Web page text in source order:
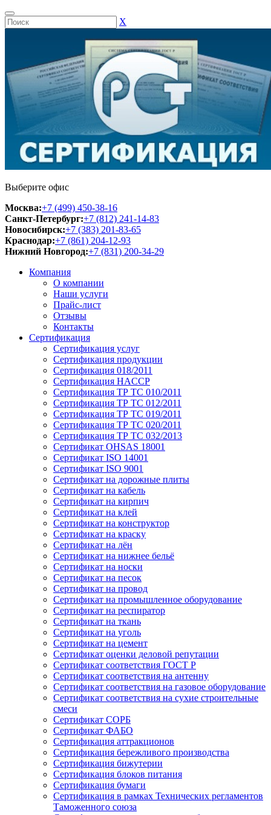
Х
Выберите офис
Москва:+7 (499) 450-38-16
Санкт-Петербург:+7 (812) 241-14-83
Новосибирск:+7 (383) 201-83-65
Краснодар:+7 (861) 204-12-93
Нижний Новгород:+7 (831) 200-34-29
Компания
О компании
Наши услуги
Прайс-лист
Отзывы
Контакты
Сертификация
Сертификация услуг
Сертификация продукции
Сертификация 018/2011
Сертификация HACCP
Сертификация ТР ТС 010/2011
Сертификация ТР ТС 012/2011
Сертификация ТР ТС 019/2011
Сертификация ТР ТС 020/2011
Сертификация ТР ТС 032/2013
Сертификат OHSAS 18001
Сертификат ISO 14001
Сертификат ISO 9001
Сертификат на дорожные плиты
Сертификат на кабель
Сертификат на кирпич
Сертификат на клей
Сертификат на конструктор
Сертификат на краску
Сертификат на лён
Сертификат на нижнее бельё
Сертификат на носки
Сертификат на песок
Сертификат на провод
Сертификат на промышленное оборудование
Сертификат на респиратор
Сертификат на ткань
Сертификат на уголь
Сертификат на цемент
Сертификат оценки деловой репутации
Сертификат соответствия ГОСТ Р
Сертификат соответствия на антенну
Сертификат соответствия на газовое оборудование
Сертификат соответствия на сухие строительные
смеси
Сертификат СОРБ
Сертификат ФАБО
Сертификация аттракционов
Сертификация бережливого производства
Сертификация бижутерии
Сертификация блоков питания
Сертификация бумаги
Сертификация в рамках Технических регламентов
Таможенного союза